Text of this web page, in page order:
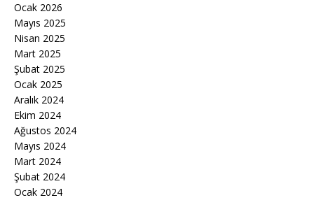
Ocak 2026
Mayıs 2025
Nisan 2025
Mart 2025
Şubat 2025
Ocak 2025
Aralık 2024
Ekim 2024
Ağustos 2024
Mayıs 2024
Mart 2024
Şubat 2024
Ocak 2024